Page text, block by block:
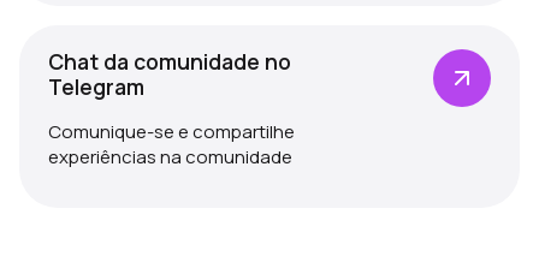
Chat da comunidade no
Telegram
Comunique-se e compartilhe
experiências na comunidade